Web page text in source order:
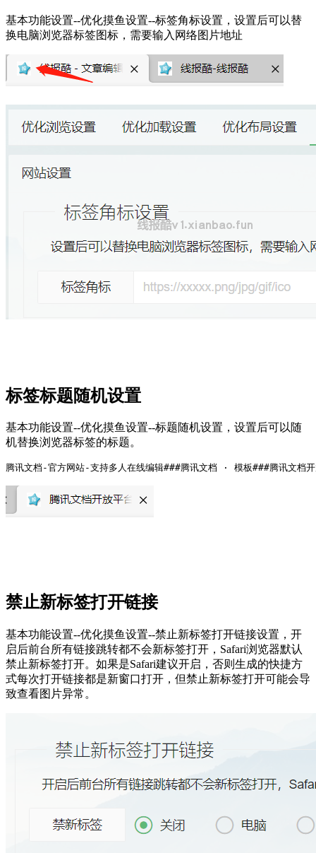
基本功能设置--优化摸鱼设置--标签角标设置，设置后可以替
换电脑浏览器标签图标，需要输入网络图片地址
标签标题随机设置
基本功能设置--优化摸鱼设置--标题随机设置，设置后可以随
机替换浏览器标签的标题。
腾讯文档-官方网站-支持多人在线编辑###腾讯文档 · 模板###腾讯文档
禁止新标签打开链接
基本功能设置--优化摸鱼设置--禁止新标签打开链接设置，开
启后前台所有链接跳转都不会新标签打开，Safari浏览器默认
禁止新标签打开。如果是Safari建议开启，否则生成的快捷方
式每次打开链接都是新窗口打开，但禁止新标签打开可能会导
致查看图片异常。